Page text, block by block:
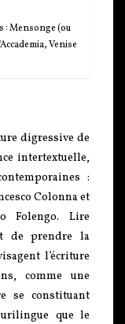
: Mensonge (ou
Venise
digressive de
intertextuelle,
:
Colonna et
Folengo. Lire
de prendre la
l’écriture
comme une
se constituant
que le